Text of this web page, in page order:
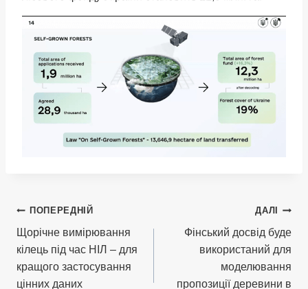
Навігація
записів
ПОПЕРЕДНІЙ
Щорічне вимірювання
кілець під час НІЛ – для
кращого застосування
цінних даних
ДАЛІ
Фінський досвід буде
використаний для
моделювання
пропозиції деревини в